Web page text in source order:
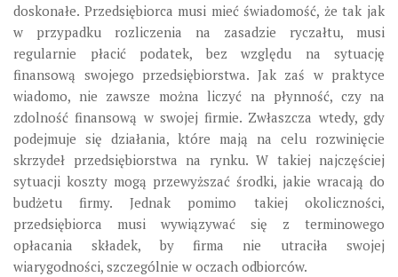
doskonałe. Przedsiębiorca musi mieć świadomość, że tak jak
w przypadku rozliczenia na zasadzie ryczałtu, musi
regularnie płacić podatek, bez względu na sytuację
finansową swojego przedsiębiorstwa. Jak zaś w praktyce
wiadomo, nie zawsze można liczyć na płynność, czy na
zdolność finansową w swojej firmie. Zwłaszcza wtedy, gdy
podejmuje się działania, które mają na celu rozwinięcie
skrzydeł przedsiębiorstwa na rynku. W takiej najczęściej
sytuacji koszty mogą przewyższać środki, jakie wracają do
budżetu firmy. Jednak pomimo takiej okoliczności,
przedsiębiorca musi wywiązywać się z terminowego
opłacania składek, by firma nie utraciła swojej
wiarygodności, szczególnie w oczach odbiorców.